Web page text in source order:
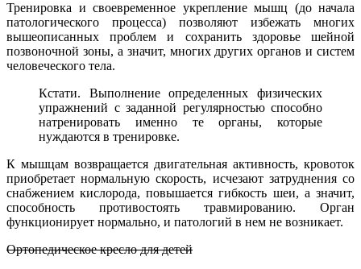
Тренировка и своевременное укрепление мышц (до начала
патологического процесса) позволяют избежать многих
вышеописанных проблем и сохранить здоровье шейной
позвоночной зоны, а значит, многих других органов и систем
человеческого тела.
Кстати. Выполнение определенных физических
упражнений с заданной регулярностью способно
натренировать именно те органы, которые
нуждаются в тренировке.
К мышцам возвращается двигательная активность, кровоток
приобретает нормальную скорость, исчезают затруднения со
снабжением кислорода, повышается гибкость шеи, а значит,
способность противостоять травмированию. Орган
функционирует нормально, и патологий в нем не возникает.
Ортопедическое кресло для детей